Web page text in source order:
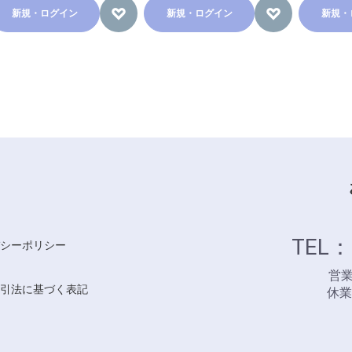
新規・ログイン 新規・ログイン 新規・
ーポリシー
法に基づく表記
TEL
営
休